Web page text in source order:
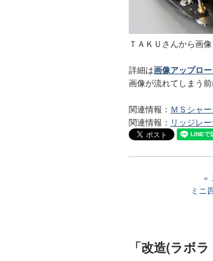
ＴＡＫＵさんから画
詳細は画像アップロ
画像が流れてしまう
関連情報： ＭＳシャ
関連情報： リッジレ
ミニ
「改造(ラボ